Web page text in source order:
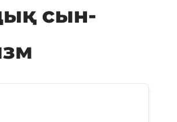
сын-